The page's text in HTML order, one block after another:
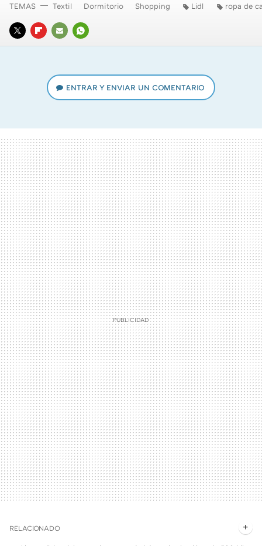
TWITTERFLIPBOARD
E-
WHATSAPP
TEMAS Textil Dormitorio Shopping Lidl ropa de
ENTRAR Y ENVIAR UN COMENTARIO
RELACIONADO